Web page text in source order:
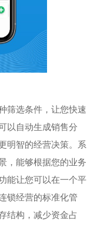
筛选条件，让您快速
以自动生成销售分
明智的经营决策。系
，能够根据您的业务
能让您可以在一个平
锁经营的标准化管
结构，减少资金占